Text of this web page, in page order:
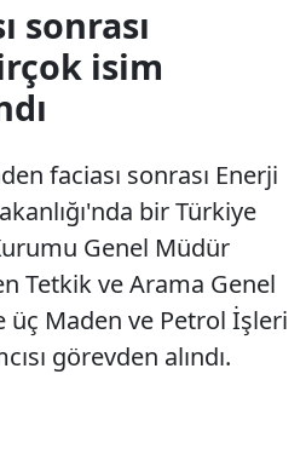
sonrası
isim
faciası sonrası Enerji
bir Türkiye
Genel Müdür
Tetkik ve Arama Genel
üç Maden ve Petrol İşleri
görevden alındı.